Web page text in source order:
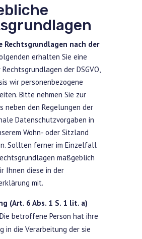
Rechtsgrundlagen nach der
erhalten Sie eine
der DSGVO,
wir personenbezogene
Bitte nehmen Sie zur
neben den Regelungen der
Datenschutzvorgaben in
Wohn- oder Sitzland
Sollten ferner im Einzelfall
maßgeblich
Ihnen diese in der
mit.
(Art. 6 Abs. 1 S. 1 lit. a)
betroffene Person hat ihre
in die Verarbeitung der sie